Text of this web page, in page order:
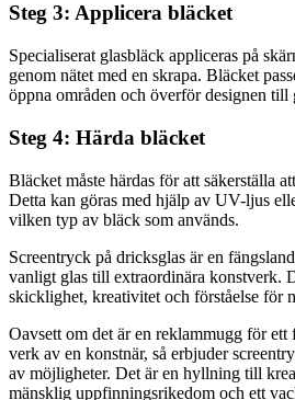
Steg 3: Applicera bläcket
Specialiserat glasbläck appliceras på
genom nätet med en skrapa. Bläcket
öppna områden och överför designen till
Steg 4: Härda bläcket
Bläcket måste härdas för att säkerställa
Detta kan göras med hjälp av UV-ljus
vilken typ av bläck som används.
Screentryck på dricksglas är en
vanligt glas till extraordinära konstverk.
skicklighet, kreativitet och förståelse för
Oavsett om det är en reklammugg för ett
verk av en konstnär, så erbjuder
av möjligheter. Det är en hyllning till
mänsklig uppfinningsrikedom och ett